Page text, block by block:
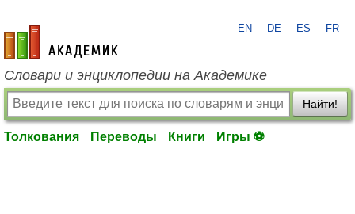
academic.ru
EN DE ES FR
Словари и энциклопедии на Академике
Найти!
Толкования Переводы Книги Игры ⚽